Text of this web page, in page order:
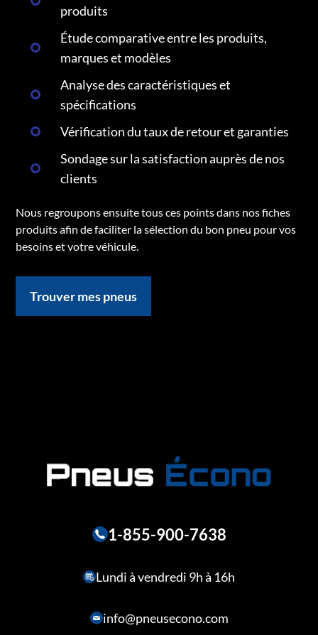
produits
Étude comparative entre les produits,
marques et modèles
Analyse des caractéristiques et
spécifications
Vérification du taux de retour et garanties
Sondage sur la satisfaction auprès de nos
clients
Nous regroupons ensuite tous ces points dans nos fiches
produits afin de faciliter la sélection du bon pneu pour vos
besoins et votre véhicule.
Trouver mes pneus
1-855-900-7638
Lundi à vendredi 9h à 16h
info@pneusecono.com